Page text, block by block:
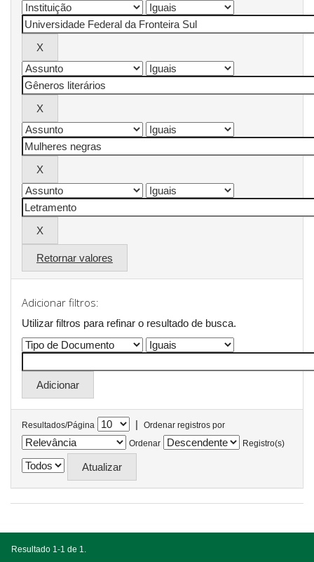
Retornar valores
Adicionar filtros:
Utilizar filtros para refinar o resultado de busca.
Resultados/Página |
Ordenar registros por
Ordenar
Registro(s)
Resultado 1-1 de 1.